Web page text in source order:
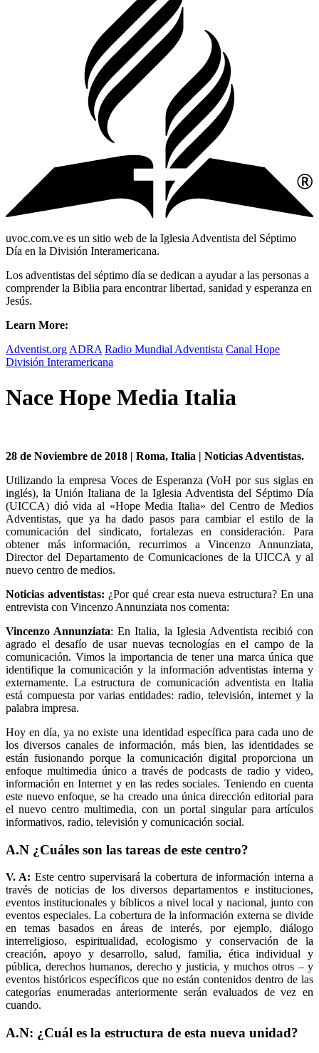
uvoc.com.ve es un sitio web de la Iglesia Adventista del Séptimo
Día en la División Interamericana.
Los adventistas del séptimo día se dedican a ayudar a las personas a
comprender la Biblia para encontrar libertad, sanidad y esperanza en
Jesús.
Learn More:
Adventist.org ADRA Radio Mundial Adventista Canal Hope
División Interamericana
Nace Hope Media Italia
28 de Noviembre de 2018 | Roma, Italia | Noticias Adventistas.
Utilizando la empresa Voces de Esperanza (VoH por sus siglas en
inglés), la Unión Italiana de la Iglesia Adventista del Séptimo Día
(UICCA) dió vida al «Hope Media Italia» del Centro de Medios
Adventistas, que ya ha dado pasos para cambiar el estilo de la
comunicación del sindicato, fortalezas en consideración. Para
obtener más información, recurrimos a Vincenzo Annunziata,
Director del Departamento de Comunicaciones de la UICCA y al
nuevo centro de medios.
Noticias adventistas: ¿Por qué crear esta nueva estructura? En una
entrevista con Vincenzo Annunziata nos comenta:
Vincenzo Annunziata: En Italia, la Iglesia Adventista recibió con
agrado el desafío de usar nuevas tecnologías en el campo de la
comunicación. Vimos la importancia de tener una marca única que
identifique la comunicación y la información adventistas interna y
externamente. La estructura de comunicación adventista en Italia
está compuesta por varias entidades: radio, televisión, internet y la
palabra impresa.
Hoy en día, ya no existe una identidad específica para cada uno de
los diversos canales de información, más bien, las identidades se
están fusionando porque la comunicación digital proporciona un
enfoque multimedia único a través de podcasts de radio y video,
información en Internet y en las redes sociales. Teniendo en cuenta
este nuevo enfoque, se ha creado una única dirección editorial para
el nuevo centro multimedia, con un portal singular para artículos
informativos, radio, televisión y comunicación social.
A.N ¿Cuáles son las tareas de este centro?
V. A: Este centro supervisará la cobertura de información interna a
través de noticias de los diversos departamentos e instituciones,
eventos institucionales y bíblicos a nivel local y nacional, junto con
eventos especiales. La cobertura de la información externa se divide
en temas basados ​​en áreas de interés, por ejemplo, diálogo
interreligioso, espiritualidad, ecologismo y conservación de la
creación, apoyo y desarrollo, salud, familia, ética individual y
pública, derechos humanos, derecho y justicia, y muchos otros – y
eventos históricos específicos que no están contenidos dentro de las
categorías enumeradas anteriormente serán evaluados de vez en
cuando.
A.N: ¿Cuál es la estructura de esta nueva unidad?